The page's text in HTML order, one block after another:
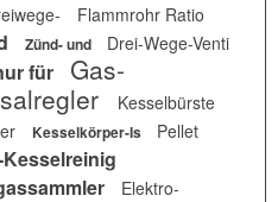
Flammrohr Ratio
Zünd- und Drei-Wege-Venti
für
Gas-
Kesselbürste
Kesselkörper-Is
Pellet
Kesselreinig
Elektro-